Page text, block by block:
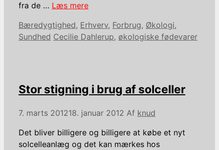
fra de … Læs mere
Kategorier
Bæredygtighed, Erhverv, Forbrug, Økologi,
Sundhed Tags
Cecilie Dahlerup, økologiske fødevarer
Stor stigning i brug af solceller
7. marts 201218. januar 2012 Af knud
Det bliver billigere og billigere at købe et nyt
solcelleanlæg og det kan mærkes hos